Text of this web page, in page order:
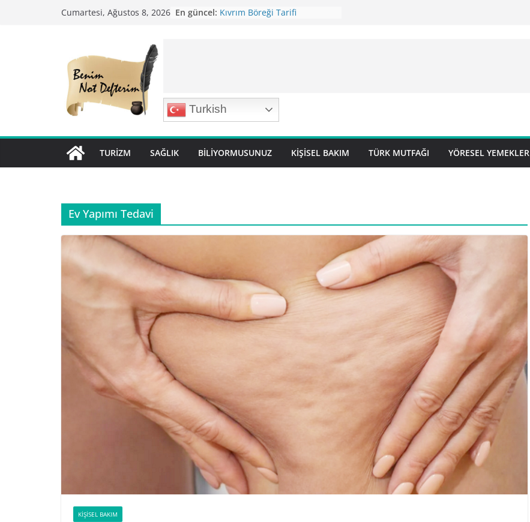
Cumartesi, Ağustos 8, 2026 En güncel: Kıvrım Böreği Tarifi
Turkish
TURIZM SAĞLIK BILIYORMUSUNUZ KIŞISEL BAKIM TÜRK MUTFAĞI YÖRESEL YEMEKLER
Ev Yapımı Tedavi
KIŞISEL BAKIM